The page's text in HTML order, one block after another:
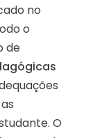
no
o
de
O